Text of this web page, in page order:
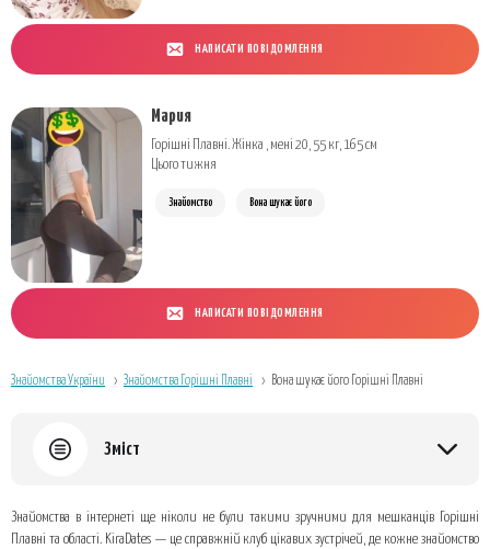
НАПИСАТИ ПОВІДОМЛЕННЯ
Мария
Горішні Плавні. Жінка , мені 20, 55 кг, 165 см
Цього тижня
Знайомство Вона шукає його
НАПИСАТИ ПОВІДОМЛЕННЯ
Знайомства України Знайомства Горішні Плавні Вона шукає його Горішні Плавні
Зміст
Дівчина хоче познайомитись із серйозним чоловіком: гідний вибір для
Знайомства в інтернеті ще ніколи не були такими зручними для мешканців Горішні
Плавні та області. KiraDates — це справжній клуб цікавих зустрічей, де кожне знайомство